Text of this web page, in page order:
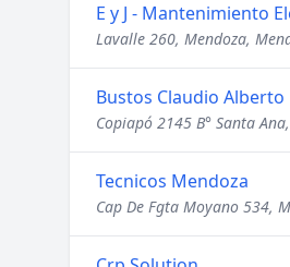
E y J - Mantenimiento
Lavalle 260, Mendoza,
Bustos Claudio Alberto
Copiapó 2145 B° Santa
Tecnicos Mendoza
Cap De Fgta Moyano 534,